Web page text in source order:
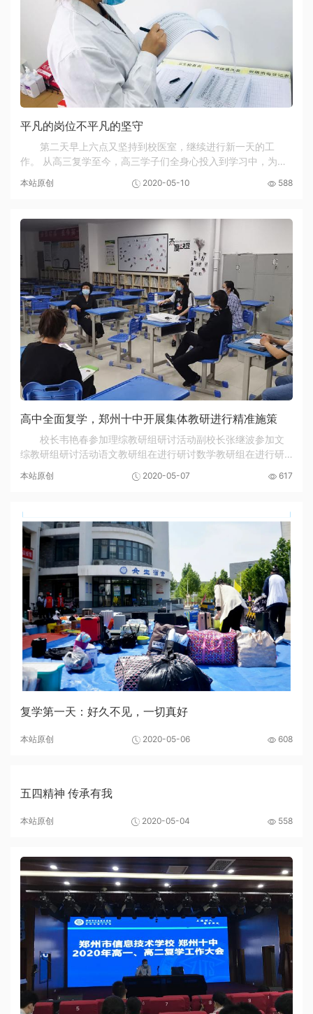
平凡的岗位不平凡的坚守
第二天早上六点又坚持到校医室，继续进行新一天的工
作。 从高三复学至今，高三学子们全身心投入到学习中，为高
一直守候着他们，为确保同学们的生命安全和健...
本站原创 2020-05-10 588
高中全面复学，郑州十中开展集体教研进行精准施策
校长韦艳春参加理综教研组研讨活动副校长张继波参加文
综教研组研讨活动语文教研组在进行研讨数学教研组在进行研
好高中全面复学后的教学衔接，统一教学进度，...
本站原创 2020-05-07 617
复学第一天：好久不见，一切真好
本站原创 2020-05-06 608
五四精神 传承有我
本站原创 2020-05-04 558